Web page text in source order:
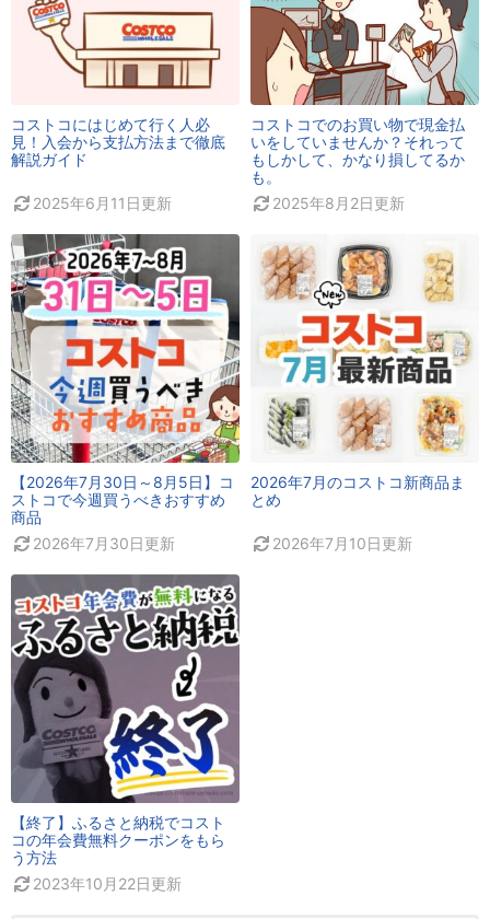
コストコにはじめて行く人必
見！入会から支払方法まで徹底
解説ガイド
2025年6月11日更新
コストコでのお買い物で現金払
いをしていませんか？それって
もしかして、かなり損してるか
も。
2025年8月2日更新
【2026年7月30日～8月5日】コ
ストコで今週買うべきおすすめ
商品
2026年7月30日更新
2026年7月のコストコ新商品ま
とめ
2026年7月10日更新
【終了】ふるさと納税でコスト
コの年会費無料クーポンをもら
う方法
2023年10月22日更新